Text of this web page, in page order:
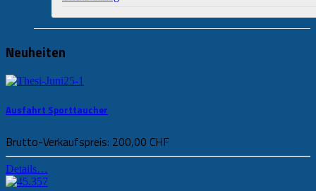
Neuheiten
Ausfahrt Sporttaucher
Brutto-Verkaufspreis: 200,00 CHF
Details…